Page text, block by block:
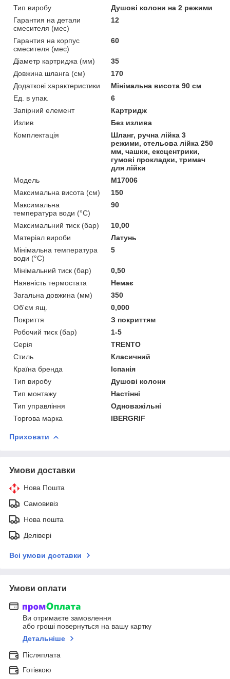
Тип виробу
Душові колони на 2 режими
Гарантия на детали
смесителя (мес)
12
Гарантия на корпус
смесителя (мес)
60
Діаметр картриджа (мм)
35
Довжина шланга (см)
170
Додаткові характеристики
Мінімальна висота 90 см
Ед. в упак.
6
Запірний елемент
Картридж
Излив
Без излива
Комплектація
Шланг, ручна лійка 3
режими, стельова лійка 250
мм, чашки, ексцентрики,
гумові прокладки, тримач
для лійки
Мoдель
M17006
Максимальна висота (см)
150
Максимальна
температура води (°C)
90
Максимальний тиск (бар)
10,00
Матеріал вироби
Латунь
Мінімальна температура
води (°C)
5
Мінімальний тиск (бар)
0,50
Наявність термостата
Немає
Загальна довжина (мм)
350
Об'єм ящ.
0,000
Покриття
З покриттям
Робочий тиск (бар)
1-5
Серія
TRENTO
Стиль
Класичний
Країна бренда
Іспанія
Тип виробу
Душові колони
Тип монтажу
Настінні
Тип управління
Одноважільні
Торгова марка
IBERGRIF
Приховати
Умови доставки
Нова Пошта
Самовивіз
Нова пошта
Делівері
Всі умови доставки
Умови оплати
Ви отримаєте замовлення
або гроші повернуться на вашу картку
Детальніше
Післяплата
Готівкою